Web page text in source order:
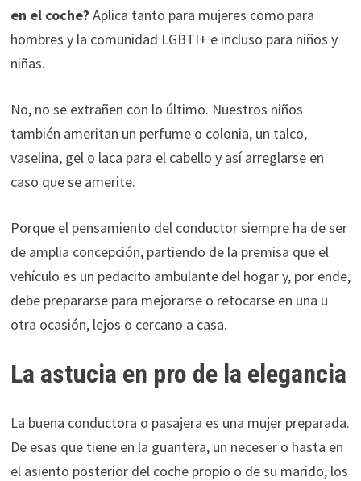
en el coche? Aplica tanto para mujeres como para
hombres y la comunidad LGBTI+ e incluso para niños y
niñas.
No, no se extrañen con lo último. Nuestros niños
también ameritan un perfume o colonia, un talco,
vaselina, gel o laca para el cabello y así arreglarse en
caso que se amerite.
Porque el pensamiento del conductor siempre ha de ser
de amplia concepción, partiendo de la premisa que el
vehículo es un pedacito ambulante del hogar y, por ende,
debe prepararse para mejorarse o retocarse en una u
otra ocasión, lejos o cercano a casa.
La astucia en pro de la elegancia
La buena conductora o pasajera es una mujer preparada.
De esas que tiene en la guantera, un neceser o hasta en
el asiento posterior del coche propio o de su marido, los